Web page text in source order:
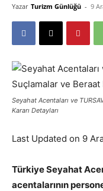
Yazar Turizm Günlüğü - 9
Seyahat Acentaları ve
Kararı Detayları
Last Updated on 9
Türkiye Seyahat
acentalarının